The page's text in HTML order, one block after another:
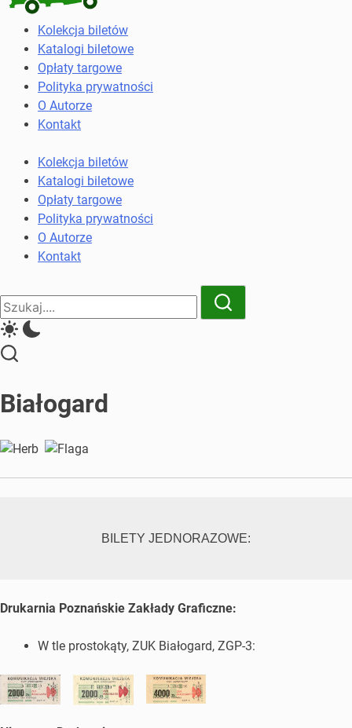
Kolekcja
biletów
komunikacji
miejskiej
kolejowych
Kolekcja biletów
Katalogi biletowe
Opłaty targowe
Polityka prywatności
O Autorze
Kontakt
Kolekcja biletów
Katalogi biletowe
Opłaty targowe
Polityka prywatności
O Autorze
Kontakt
Close
Search
Search
Białogard
BILETY JEDNORAZOWE:
Drukarnia Poznańskie Zakłady Graficzne:
W tle prostokąty, ZUK Białogard, ZGP-3: